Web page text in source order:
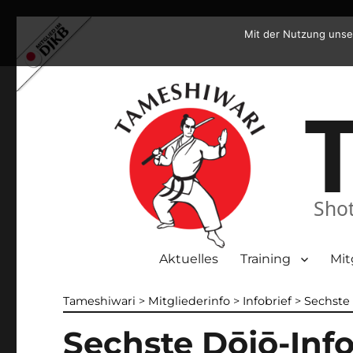
Aktuelles Training
Tameshiwari > Mitgliederinfo > Infobrief>
Sechste Dōjō-
Mit der Nutzung